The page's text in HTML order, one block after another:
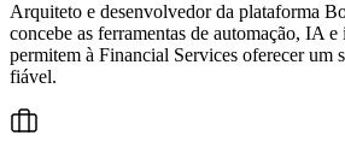
Arquiteto e desenvolvedor da plataforma
concebe as ferramentas de automação, IA
permitem à Financial Services oferecer um
fiável.